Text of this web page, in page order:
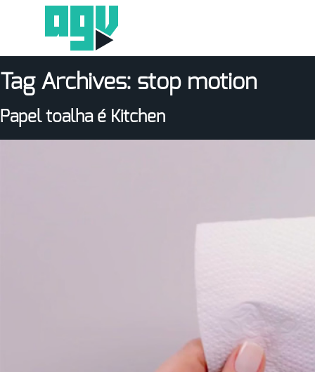
Tag Archives: stop motion
Papel toalha é Kitchen